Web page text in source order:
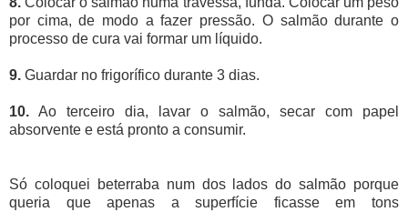
por cima, de modo a fazer pressão. O salmão durante o
processo de cura vai formar um líquido.
9. Guardar no frigorífico durante 3 dias.
10. Ao terceiro dia, lavar o salmão, secar com papel
absorvente e está pronto a consumir.
Só coloquei beterraba num dos lados do salmão porque
queria que apenas a superfície ficasse em tons